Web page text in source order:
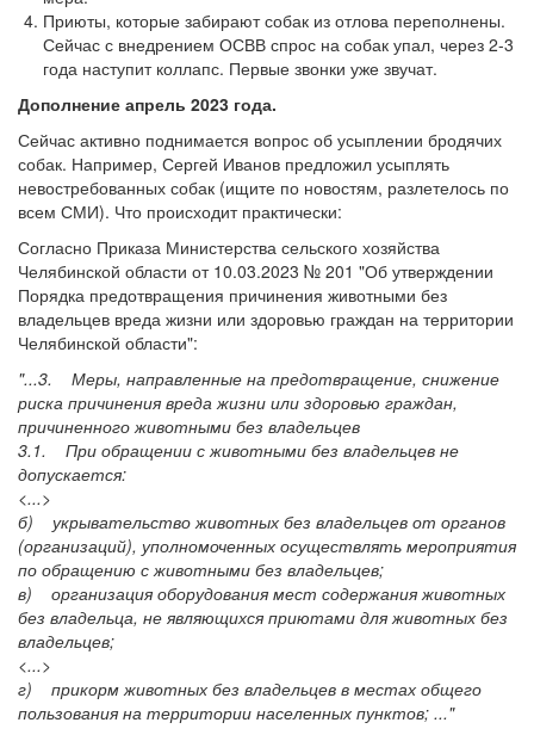
Приюты, которые забирают собак из отлова переполнены.
Сейчас с внедрением ОСВВ спрос на собак упал, через 2-3
года наступит коллапс. Первые звонки уже звучат.
Дополнение апрель 2023 года.
Сейчас активно поднимается вопрос об усыплении бродячих
собак. Например, Сергей Иванов предложил усыплять
невостребованных собак (ищите по новостям, разлетелось по
всем СМИ). Что происходит практически:
Согласно Приказа Министерства сельского хозяйства
Челябинской области от 10.03.2023 № 201 "Об утверждении
Порядка предотвращения причинения животными без
владельцев вреда жизни или здоровью граждан на территории
Челябинской области":
"...3. Меры, направленные на предотвращение, снижение
риска причинения вреда жизни или здоровью граждан,
причиненного животными без владельцев
3.1. При обращении с животными без владельцев не
допускается:
<...>
б) укрывательство животных без владельцев от органов
(организаций), уполномоченных осуществлять мероприятия
по обращению с животными без владельцев;
в) организация оборудования мест содержания животных
без владельца, не являющихся приютами для животных без
владельцев;
<...>
г) прикорм животных без владельцев в местах общего
пользования на территории населенных пунктов; ..."